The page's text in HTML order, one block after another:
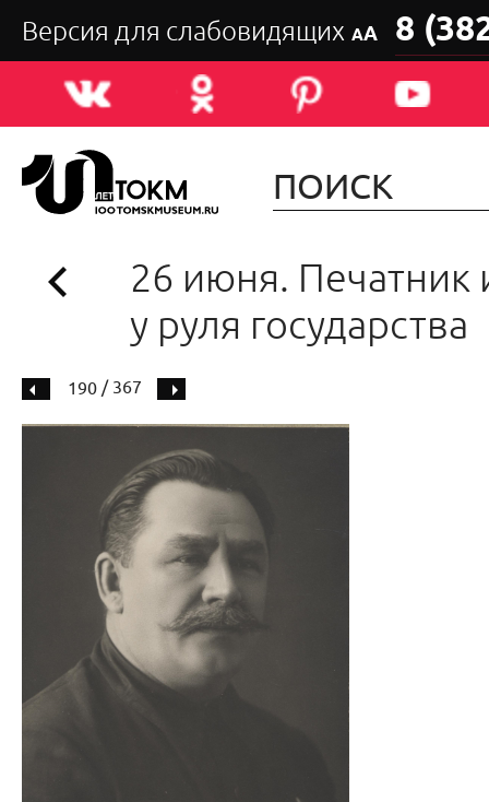
Версия для слабовидящих АА 8
26 июня. Печатник
у руля государства
190 / 367